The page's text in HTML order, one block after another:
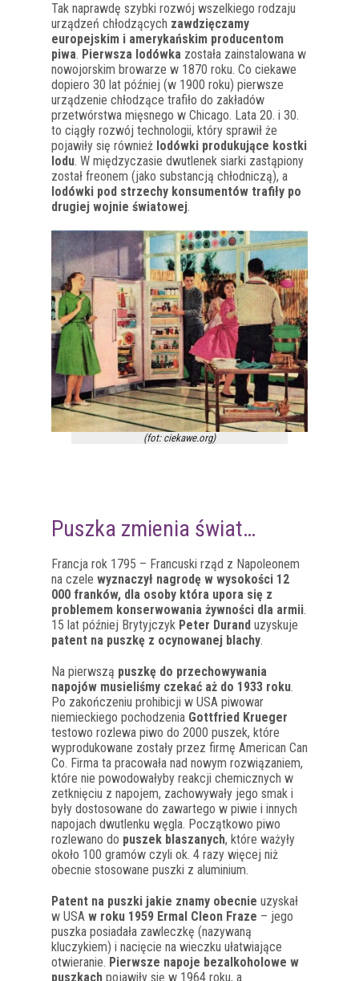
Tak naprawdę szybki rozwój wszelkiego rodzaju
urządzeń chłodzących zawdzięczamy
europejskim i amerykańskim producentom
piwa. Pierwsza lodówka została zainstalowana w
nowojorskim browarze w 1870 roku. Co ciekawe
dopiero 30 lat później (w 1900 roku) pierwsze
urządzenie chłodzące trafiło do zakładów
przetwórstwa mięsnego w Chicago. Lata 20. i 30.
to ciągły rozwój technologii, który sprawił że
pojawiły się również lodówki produkujące kostki
lodu. W międzyczasie dwutlenek siarki zastąpiony
został freonem (jako substancją chłodniczą), a
lodówki pod strzechy konsumentów trafiły po
drugiej wojnie światowej.
(fot: ciekawe.org)
Puszka zmienia świat…
Francja rok 1795 – Francuski rząd z Napoleonem
na czele wyznaczył nagrodę w wysokości 12
000 franków, dla osoby która upora się z
problemem konserwowania żywności dla armii.
15 lat później Brytyjczyk Peter Durand uzyskuje
patent na puszkę z ocynowanej blachy.
Na pierwszą puszkę do przechowywania
napojów musieliśmy czekać aż do 1933 roku.
Po zakończeniu prohibicji w USA piwowar
niemieckiego pochodzenia Gottfried Krueger
testowo rozlewa piwo do 2000 puszek, które
wyprodukowane zostały przez firmę American Can
Co. Firma ta pracowała nad nowym rozwiązaniem,
które nie powodowałyby reakcji chemicznych w
zetknięciu z napojem, zachowywały jego smak i
były dostosowane do zawartego w piwie i innych
napojach dwutlenku węgla. Początkowo piwo
rozlewano do puszek blaszanych, które ważyły
około 100 gramów czyli ok. 4 razy więcej niż
obecnie stosowane puszki z aluminium.
Patent na puszki jakie znamy obecnie uzyskał
w USA w roku 1959 Ermal Cleon Fraze – jego
puszka posiadała zawleczkę (nazywaną
kluczykiem) i nacięcie na wieczku ułatwiające
otwieranie. Pierwsze napoje bezalkoholowe w
puszkach pojawiły się w 1964 roku, a